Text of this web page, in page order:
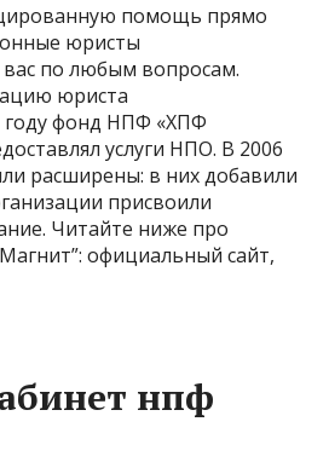
помощь прямо
юристы
по любым вопросам.
юриста
году фонд НПФ «ХПФ
услуги НПО. В 2006
расширены: в них добавили
присвоили
Читайте ниже про
официальный сайт,
нпф